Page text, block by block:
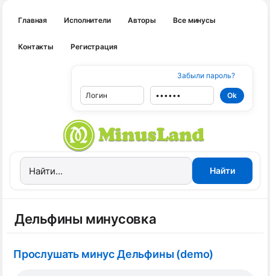
Главная Исполнители Авторы Все минусы
Контакты Регистрация
Забыли пароль?
Дельфины минусовка
Прослушать минус Дельфины (demo)